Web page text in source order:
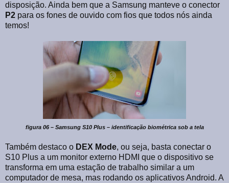
disposição. Ainda bem que a Samsung manteve o conector
P2 para os fones de ouvido com fios que todos nós ainda
temos!
figura 06 – Samsung S10 Plus – identificação biométrica sob a tela
Também destaco o DEX Mode, ou seja, basta conectar o
S10 Plus a um monitor externo HDMI que o dispositivo se
transforma em uma estação de trabalho similar a um
computador de mesa, mas rodando os aplicativos Android. A